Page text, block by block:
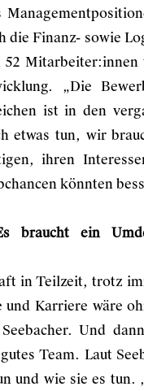
die Finanz- sowie
„Die
ist in den
etwas tun, wir
ihren
könnten
braucht ein
in Teilzeit, trotz
und Karriere wäre
Und
Team. Laut
und wie sie es tun.